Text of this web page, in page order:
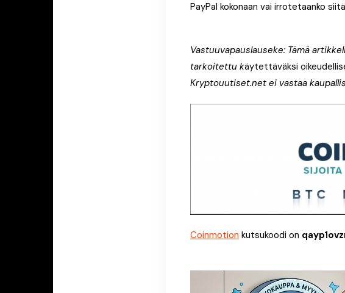
PayPal kokonaan vai irrotetaanko
Vastuuvapauslauseke: Tämä
tarkoitettu käytettäväksi
Kryptouutiset.net ei vastaa
Coinmotion kutsukoodi on